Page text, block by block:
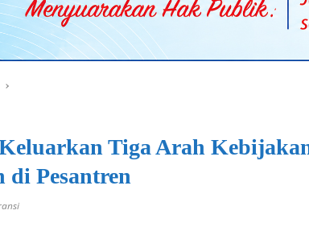
Tiga Arah
di Pesantren